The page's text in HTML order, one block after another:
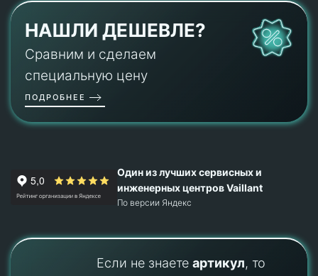
НАШЛИ ДЕШЕВЛЕ?
Сравним и сделаем
специальную цену
ПОДРОБНЕЕ
Один из лучших сервисных и
инженерных центров Vaillant
По версии Яндекс
Если не знаете артикул, то